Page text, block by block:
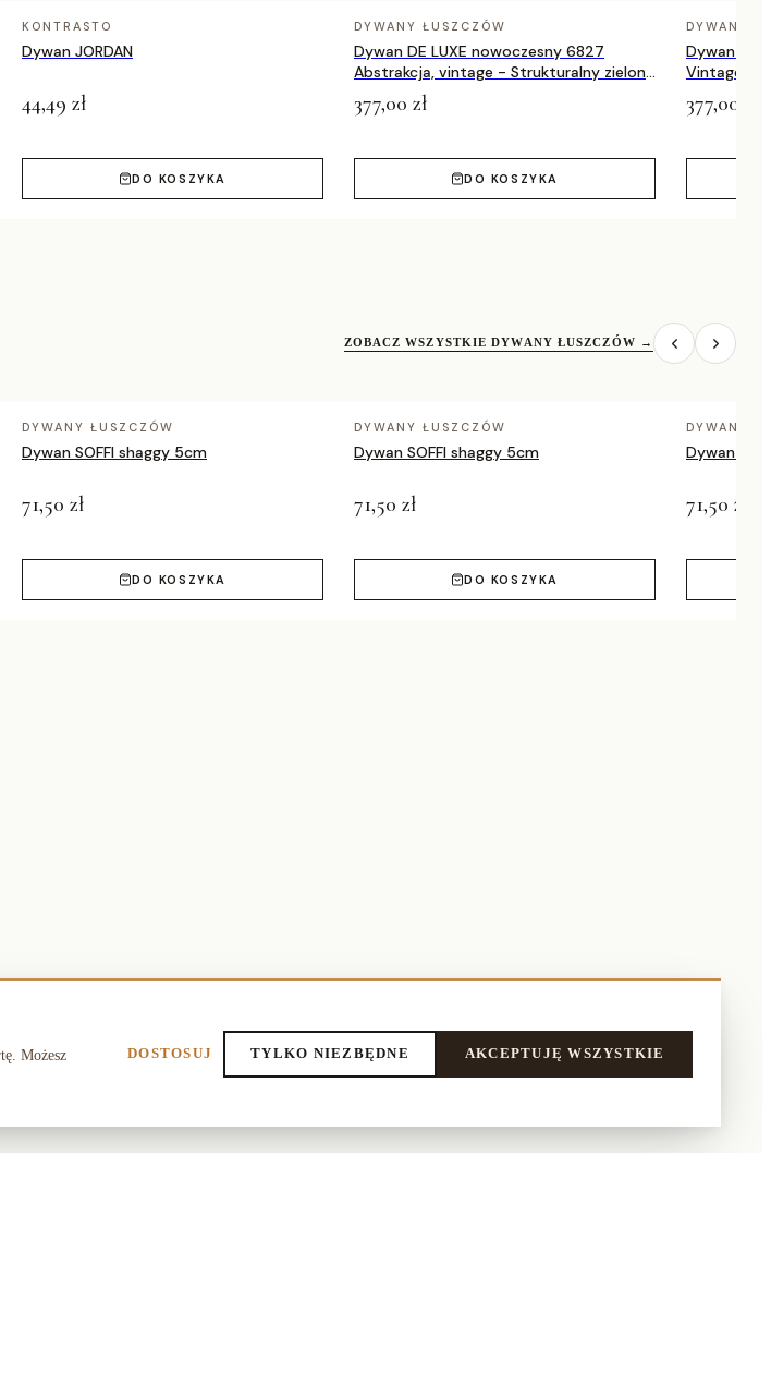
i art deco czy
KONTRASTO
Dywan JORDAN
44,49 zł
DO KOSZYKA
DYWANY ŁUSZCZÓW
Dywan DE LUXE nowoczesny 6827
Abstrakcja, vintage - Strukturalny zielony
377,00 zł
DO KOSZYKA
DYWANY
Dywan DE
Vintage
377,00 zł
ZOBACZ WSZYSTKIE DYWANY ŁUSZCZÓW →
DYWANY ŁUSZCZÓW
Dywan SOFFI shaggy 5cm
71,50 zł
DO KOSZYKA
DYWANY ŁUSZCZÓW
Dywan SOFFI shaggy 5cm
71,50 zł
DO KOSZYKA
DYWANY
Dywan
71,50 zł
Możesz
DOSTOSUJ TYLKO NIEZBĘDNE AKCEPTUJĘ WSZYSTKIE